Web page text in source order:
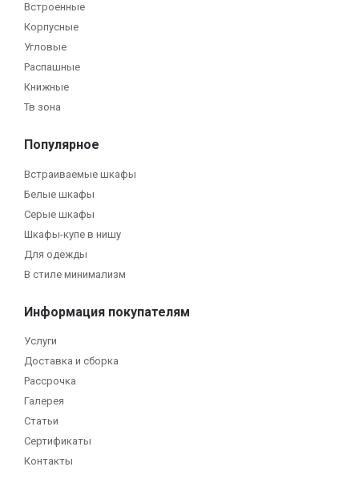
Встроенные
Корпусные
Угловые
Распашные
Книжные
Тв зона
Популярное
Встраиваемые шкафы
Белые шкафы
Серые шкафы
Шкафы-купе в нишу
Для одежды
В стиле минимализм
Информация покупателям
Услуги
Доставка и сборка
Рассрочка
Галерея
Статьи
Сертификаты
Контакты